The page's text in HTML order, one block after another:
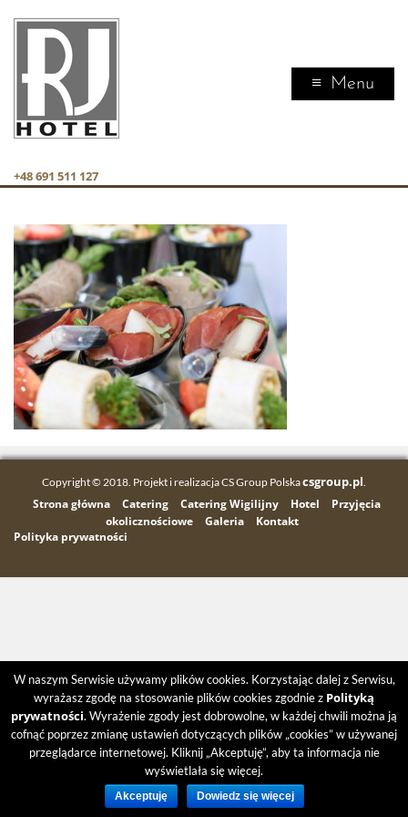
+48 691 511 127
Menu
Copyright © 2018. Projekt i realizacja CS Group Polskacsgroup.pl.
Strona główna Catering Catering Wigilijny Hotel
Przyjęcia
okolicznościowe
Galeria
Kontakt
Polityka prywatności
W naszym Serwisie używamy plików cookies. Korzystając dalej z Serwisu,
wyrażasz zgodę na stosowanie plików cookies zgodnie z Polityką
prywatności. Wyrażenie zgody jest dobrowolne, w każdej chwili można ją
cofnąć poprzez zmianę ustawień dotyczących plików „cookies” w używanej
przeglądarce internetowej. Kliknij „Akceptuję”, aby ta informacja nie
wyświetlała się więcej.
Akceptuję Dowiedz się więcej